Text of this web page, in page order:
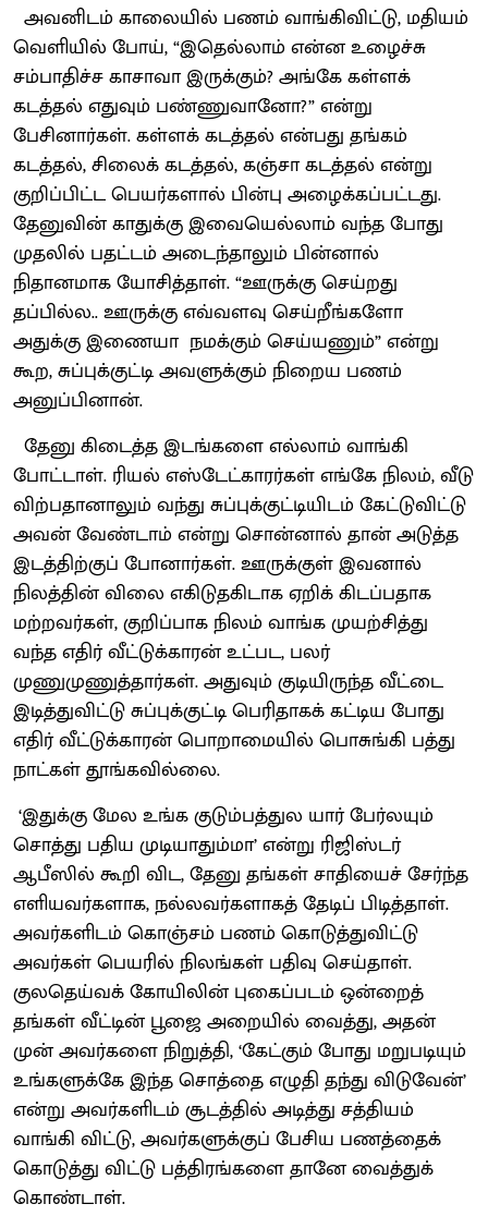
அவனிடம் காலையில் பணம் வாங்கிவிட்டு, மதியம்
வெளியில் போய், “இதெல்லாம் என்ன உழைச்சு
சம்பாதிச்ச காசாவா இருக்கும்? அங்கே கள்ளக்
கடத்தல் எதுவும் பண்ணுவானோ?” என்று
பேசினார்கள். கள்ளக் கடத்தல் என்பது தங்கம்
கடத்தல், சிலைக் கடத்தல், கஞ்சா கடத்தல் என்று
குறிப்பிட்ட பெயர்களால் பின்பு அழைக்கப்பட்டது.
தேனுவின் காதுக்கு இவையெல்லாம் வந்த போது
முதலில் பதட்டம் அடைந்தாலும் பின்னால்
நிதானமாக யோசித்தாள். “ஊருக்கு செய்றது
தப்பில்ல.. ஊருக்கு எவ்வளவு செய்றீங்களோ
அதுக்கு இணையா நமக்கும் செய்யணும்” என்று
கூற, சுப்புக்குட்டி அவளுக்கும் நிறைய பணம்
அனுப்பினான்.
தேனு கிடைத்த இடங்களை எல்லாம் வாங்கி
போட்டாள். ரியல் எஸ்டேட்காரர்கள் எங்கே நிலம், வீடு
விற்பதானாலும் வந்து சுப்புக்குட்டியிடம் கேட்டுவிட்டு
அவன் வேண்டாம் என்று சொன்னால் தான் அடுத்த
இடத்திற்குப் போனார்கள். ஊருக்குள் இவனால்
நிலத்தின் விலை எகிடுதகிடாக ஏறிக் கிடப்பதாக
மற்றவர்கள், குறிப்பாக நிலம் வாங்க முயற்சித்து
வந்த எதிர் வீட்டுக்காரன் உட்பட, பலர்
முணுமுணுத்தார்கள். அதுவும் குடியிருந்த வீட்டை
இடித்துவிட்டு சுப்புக்குட்டி பெரிதாகக் கட்டிய போது
எதிர் வீட்டுக்காரன் பொறாமையில் பொசுங்கி பத்து
நாட்கள் தூங்கவில்லை.
‘இதுக்கு மேல உங்க குடும்பத்துல யார் பேர்லயும்
சொத்து பதிய முடியாதும்மா’ என்று ரிஜிஸ்டர்
ஆபீஸில் கூறி விட, தேனு தங்கள் சாதியைச் சேர்ந்த
எளியவர்களாக, நல்லவர்களாகத் தேடிப் பிடித்தாள்.
அவர்களிடம் கொஞ்சம் பணம் கொடுத்துவிட்டு
அவர்கள் பெயரில் நிலங்கள் பதிவு செய்தாள்.
குலதெய்வக் கோயிலின் புகைப்படம் ஒன்றைத்
தங்கள் வீட்டின் பூஜை அறையில் வைத்து, அதன்
முன் அவர்களை நிறுத்தி, ‘கேட்கும் போது மறுபடியும்
உங்களுக்கே இந்த சொத்தை எழுதி தந்து விடுவேன்’
என்று அவர்களிடம் சூடத்தில் அடித்து சத்தியம்
வாங்கி விட்டு, அவர்களுக்குப் பேசிய பணத்தைக்
கொடுத்து விட்டு பத்திரங்களை தானே வைத்துக்
கொண்டாள்.